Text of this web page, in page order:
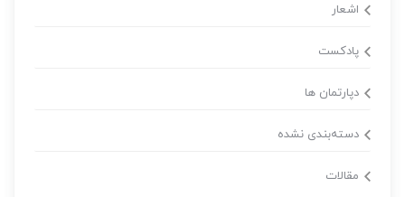
اشعار
پادکست
دپارتمان ها
دسته‌بندی نشده
مقالات